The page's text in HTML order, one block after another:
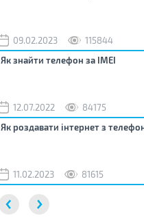
09.02.2023
115844
Як знайти телефон за IMEI
12.07.2022
84175
Як роздавати інтернет з
11.02.2023 81615